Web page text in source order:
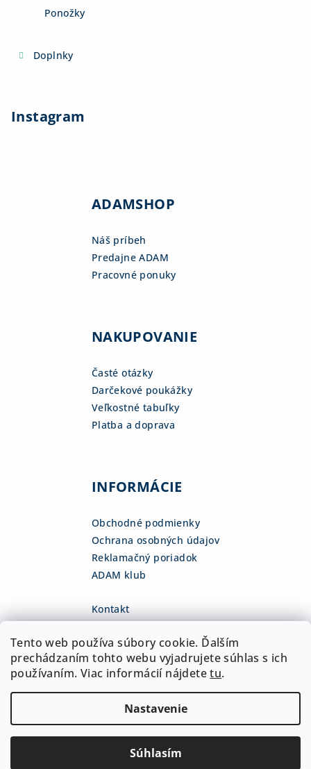
Tento web používa súbory cookie. Ďalším
prechádzaním tohto webu vyjadrujete súhlas s ich
používaním. Viac informácií nájdetetu.
Nastavenie
Súhlasím
Ponožky
Doplnky
Instagram
ADAMSHOP
Náš príbeh
Predajne ADAM
Pracovné ponuky
NAKUPOVANIE
Časté otázky
Darčekové poukážky
Veľkostné tabuľky
Platba a doprava
INFORMÁCIE
Obchodné podmienky
Ochrana osobných údajov
Reklamačný poriadok
ADAM klub
Kontakt
+421 918 468 475
fb.com/adamshop.sk
adamshop.sk